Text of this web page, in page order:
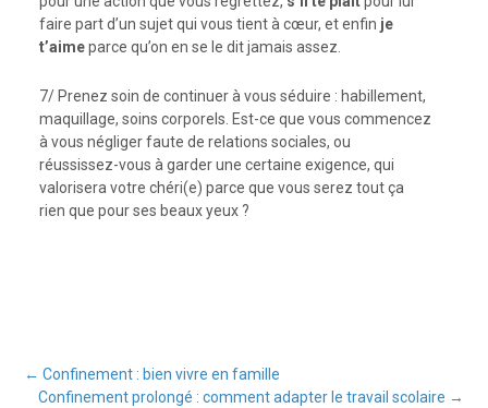
faire part d’un sujet qui vous tient à cœur, et enfin je
t’aimeparce qu’on en se le dit jamais assez.
7/ Prenez soin de continuer à vous séduire : habillement,
maquillage, soins corporels. Est-ce que vous commencez
à vous négliger faute de relations sociales, ou
réussissez-vous à garder une certaine exigence, qui
valorisera votre chéri(e) parce que vous serez tout ça
rien que pour ses beaux yeux ?
← Confinement : bien vivre en famille
Confinement prolongé : comment adapter le travail scolaire →